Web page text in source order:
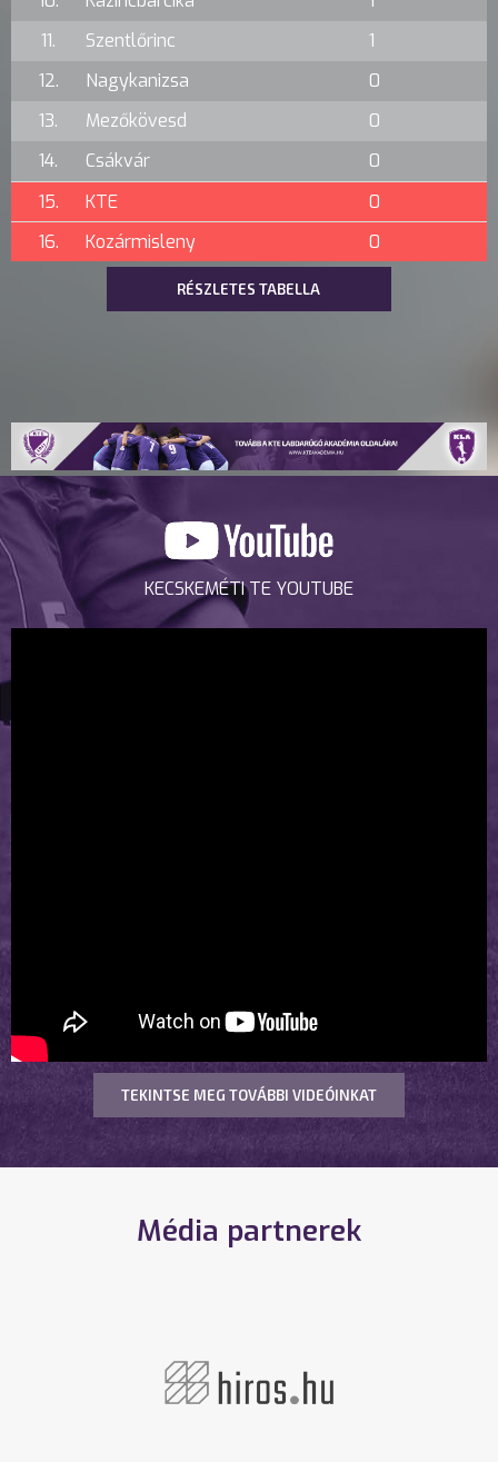
11.
Szentlőrinc
1
12.
Nagykanizsa
0
13.
Mezőkövesd
0
14.
Csákvár
0
15.
KTE
0
16.
Kozármisleny 0
RÉSZLETES TABELLA
KECSKEMÉTI TE YOUTUBE
TEKINTSE MEG TOVÁBBI VIDEÓINKAT
Média partnerek